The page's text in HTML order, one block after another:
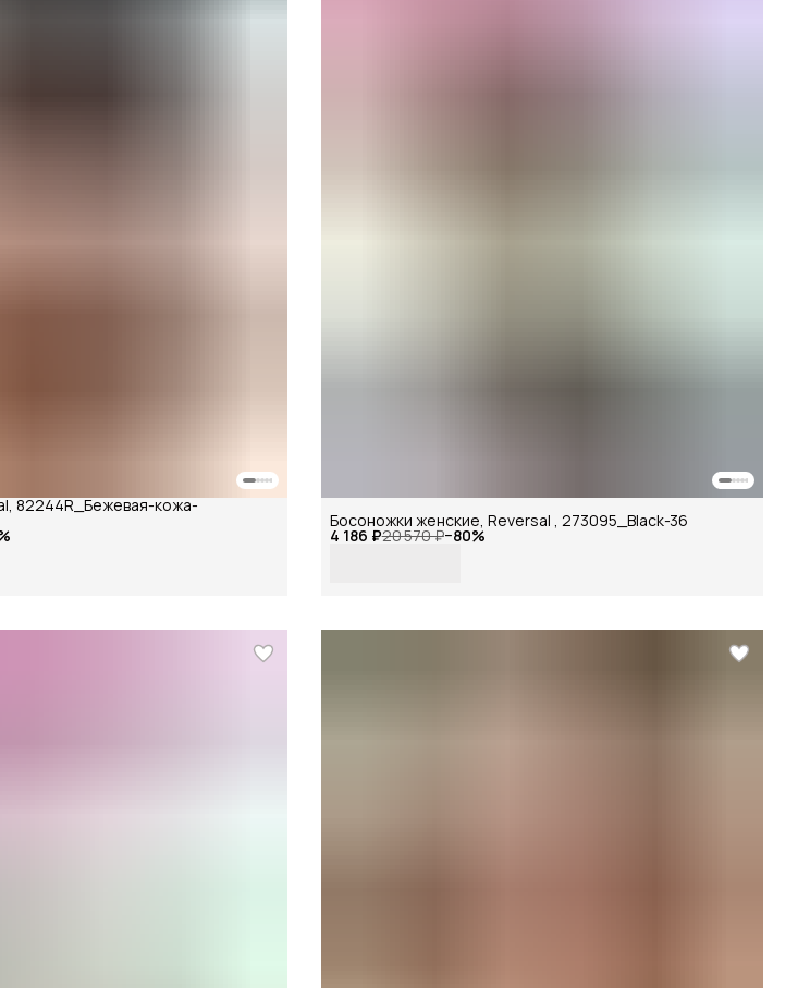
82244R_Бежевая-кожа-
4 186 ₽20 570 ₽−80%
Босоножки женские, Reversal , 273095_Black-36